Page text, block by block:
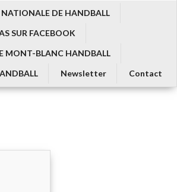
NATIONALE DE HANDBALL
SUR FACEBOOK
MONT-BLANC HANDBALL
Newsletter Contact